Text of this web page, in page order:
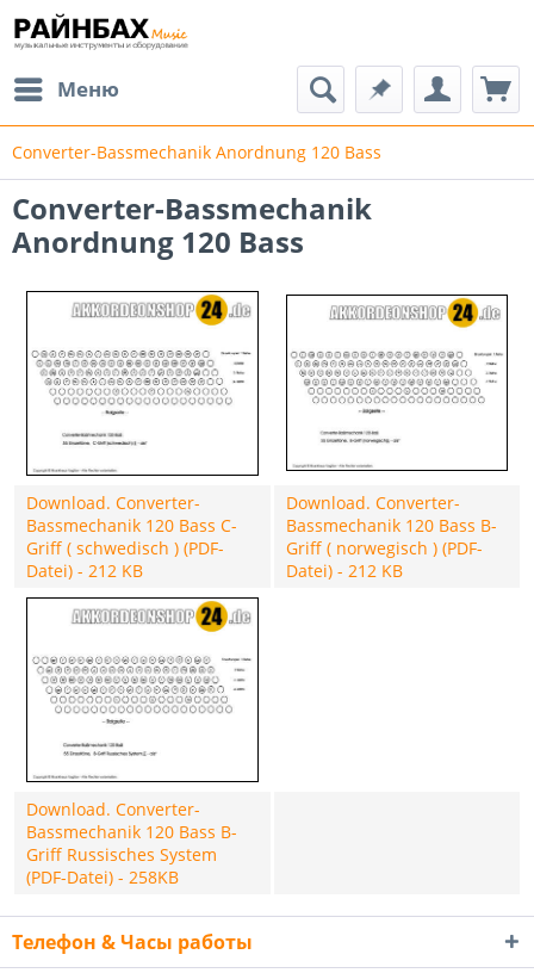
Меню
Converter-Bassmechanik Anordnung 120 Bass
Converter-Bassmechanik
Anordnung 120 Bass
Download. Converter-
Bassmechanik 120 Bass C-
Griff ( schwedisch ) (PDF-
Datei) - 212 KB
Download. Converter-
Bassmechanik 120 Bass B-
Griff ( norwegisch ) (PDF-
Datei) - 212 KB
Download. Converter-
Bassmechanik 120 Bass B-
Griff Russisches System
(PDF-Datei) - 258KB
Телефон & Часы работы